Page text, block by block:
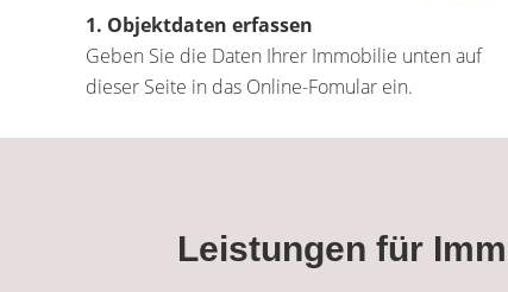
1. Objektdaten erfassen
Geben Sie die Daten Ihrer Immobilie unten auf
dieser Seite in das Online-Fomular ein.
Leistungen für